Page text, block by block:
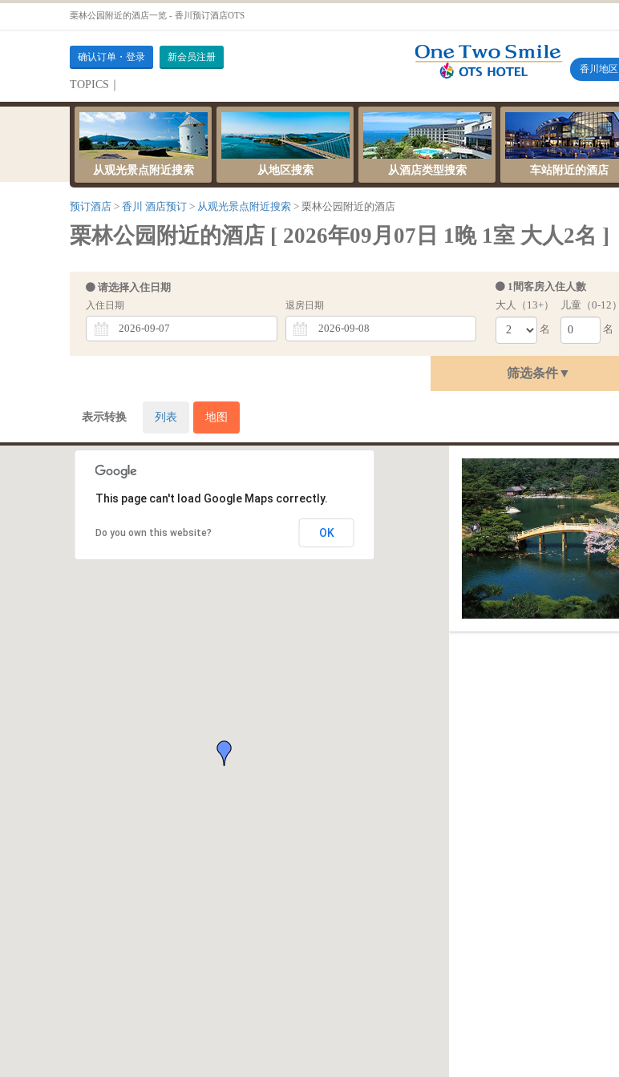
栗林公园附近的酒店一览 - 香川预订酒店OTS
确认订单・登录 新会员注册
TOPICS｜
伺服器維護公告
香川地区
从观光景点附近搜索 从地区搜索 从酒店类型搜索 车站附近的酒店
预订酒店 香川 酒店预订 从观光景点附近搜索 栗林公园附近的酒店
栗林公园附近的酒店 [ 2026年09月07日 1晚 1室 大人2名 ]
请选择入住日期
入住日期 退房日期
1間客房入住人數
大人（13+）
名
儿童（0-12）
名
筛选条件▼
表示转换 列表 地图
This page can't load Google Maps correctly.
Do you own this website? OK